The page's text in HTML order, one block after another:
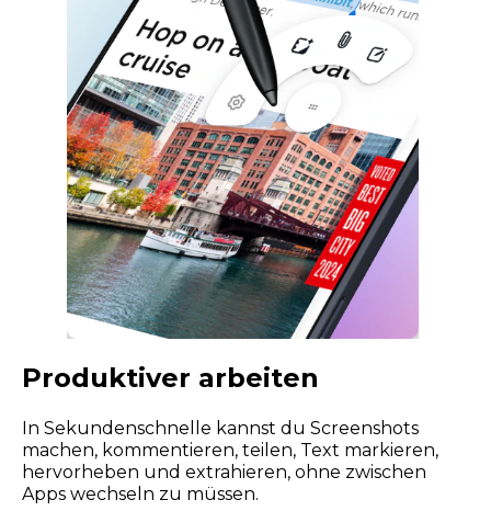
Produktiver arbeiten
In Sekundenschnelle kannst du Screenshots
machen, kommentieren, teilen, Text markieren,
hervorheben und extrahieren, ohne zwischen
Apps wechseln zu müssen.